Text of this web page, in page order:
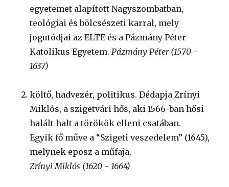
egyetemet alapított Nagyszombatban,
teológiai és bölcsészeti karral, mely
jogutódjai az ELTE és a Pázmány Péter
Katolikus Egyetem. Pázmány Péter (1570 -
1637)
költő, hadvezér, politikus. Dédapja Zrínyi
Miklós, a szigetvári hős, aki 1566-ban hősi
halált halt a törökök elleni csatában.
Egyik fő műve a “Szigeti veszedelem” (1645),
melynek eposz a műfaja.
Zrínyi Miklós (1620 - 1664)